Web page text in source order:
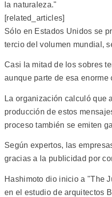
la naturaleza."
[related_articles]
Sólo en Estados Unidos se
tercio del volumen mundial,
Casi la mitad de los sobres
aunque parte de esa enorme
La organización calculó que
producción de estos
proceso también se emiten
Según expertos, las
gracias a la publicidad por
Hashimoto dio inicio a "The
en el estudio de arquitectos